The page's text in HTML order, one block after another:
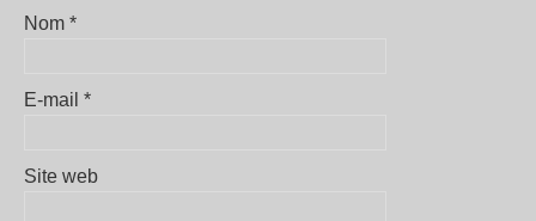
Nom *
E-mail *
Site web